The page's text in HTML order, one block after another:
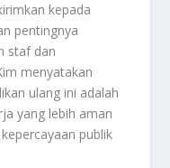
kepada
pentingnya
staf dan
menyatakan
ulang ini adalah
yang lebih aman
publik